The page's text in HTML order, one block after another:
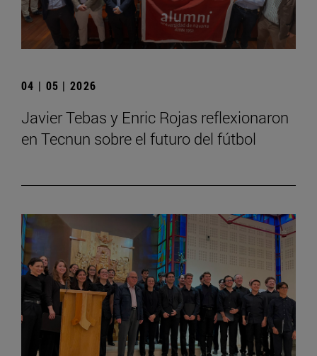
04 | 05 | 2026
Javier Tebas y Enric Rojas reflexionaron
en Tecnun sobre el futuro del fútbol